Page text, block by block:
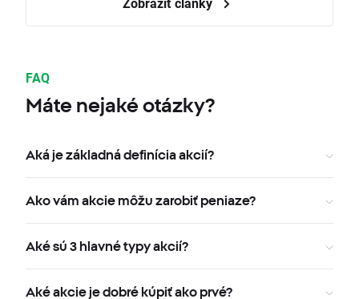
FAQ
Máte nejaké otázky?
Aká je základná definícia akcií?
Ako vám akcie môžu zarobiť peniaze?
Aké sú 3 hlavné typy akcií?
Aké akcie je dobré kúpiť ako prvé?